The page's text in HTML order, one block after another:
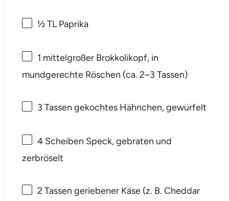
½TL Paprika
1 mittelgroßer Brokkolikopf, in
mundgerechte Röschen (ca.2–3 Tassen)
3 Tassen gekochtes Hähnchen, gewürfelt
4 Scheiben Speck, gebraten und
zerbröselt
2 Tassen geriebener Käse (z. B. Cheddar